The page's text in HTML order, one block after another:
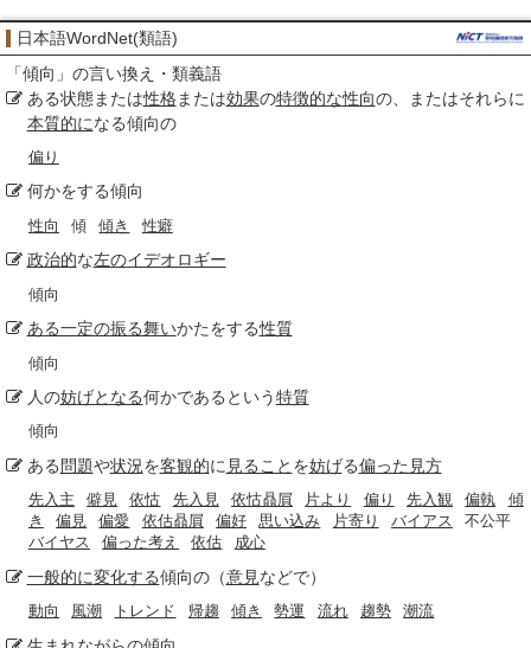
日本語WordNet(類語)
「傾向 」の言い換え・類義語
ある状態または性格または効果の特徴的な性向の、またはそれらに
本質的になる傾向の
偏り
何かをする傾向
性向 傾 傾き 性癖
政治的な左のイデオロギー
傾向
ある一定の振る舞いかたをする性質
傾向
人の妨げとなる何かであるという特質
傾向
ある 問題や状況を客観的に 見ること を妨げる偏った見方
先入主 僻見 依怙 先入見 依怙贔屓 片より 偏り 先入観 偏執
傾
き
偏見 偏愛 依估贔屓 偏好 思い込み 片寄り バイアス
不公平
バイヤス
偏った考え 依估 成心
一般的に変化する傾向の（意見などで）
動向 風潮 トレンド 帰趨 傾き 勢運 流れ 趨勢 潮流